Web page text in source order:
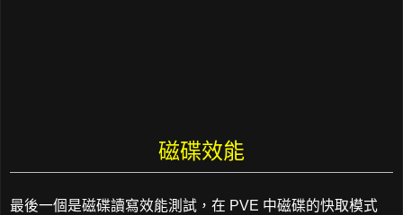
磁碟效能
最後一個是磁碟讀寫效能測試，在 PVE 中磁碟的快取模式